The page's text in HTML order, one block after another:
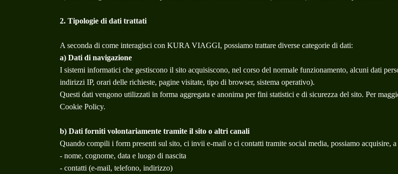
2. Tipologie di dati trattati
A seconda di come interagisci con KURA VIAGGI, possiamo trattare diverse categorie di dati:
a) Dati di navigazione
I sistemi informatici che gestiscono il sito acquisiscono, nel corso del normale funzionamento, alcuni dati
indirizzi IP, orari delle richieste, pagine visitate, tipo di browser, sistema operativo).
Questi dati vengono utilizzati in forma aggregata e anonima per fini statistici e di sicurezza del sito. Per
Cookie Policy.
b) Dati forniti volontariamente tramite il sito o altri canali
Quando compili i form presenti sul sito, ci invii e-mail o ci contatti tramite social media, possiamo acquisire,
- nome, cognome, data e luogo di nascita
- contatti (e-mail, telefono, indirizzo)